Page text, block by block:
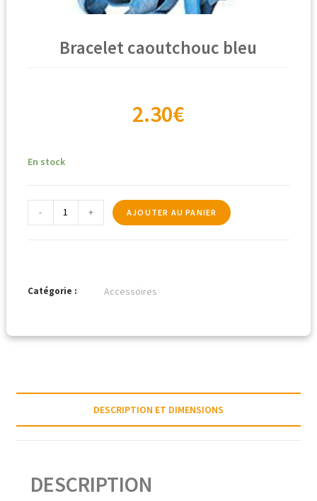
Bracelet caoutchouc bleu
2.30€
En stock
- + AJOUTER AU PANIER
Catégorie : Accessoires
DESCRIPTION ET DIMENSIONS
DESCRIPTION